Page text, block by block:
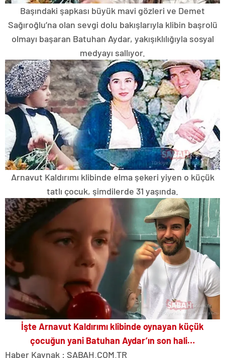
Başındaki şapkası büyük mavi gözleri ve Demet
Sağıroğlu’na olan sevgi dolu bakışlarıyla klibin başrolü
olmayı başaran Batuhan Aydar, yakışıklılığıyla sosyal
medyayı sallıyor.
Arnavut Kaldırımı klibinde elma şekeri yiyen o küçük
tatlı çocuk, şimdilerde 31 yaşında.
İşte Arnavut Kaldırımı klibinde oynayan küçük
çocuğun yani Batuhan Aydar’ın son hali…
Haber Kaynak : SABAH.COM.TR